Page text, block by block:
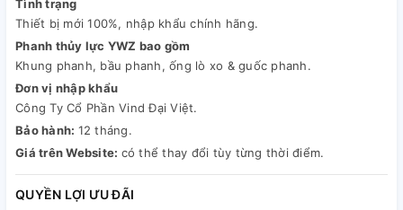
Tình trạng
Thiết bị mới 100%, nhập khẩu chính hãng.
Phanh thủy lực YWZ bao gồm
Khung phanh, bầu phanh, ống lò xo & guốc phanh.
Đơn vị nhập khẩu
Công Ty Cổ Phần Vind Đại Việt.
Bảo hành: 12 tháng.
Giá trên Website: có thể thay đổi tùy từng thời điểm.
QUYỀN LỢI ƯU ĐÃI